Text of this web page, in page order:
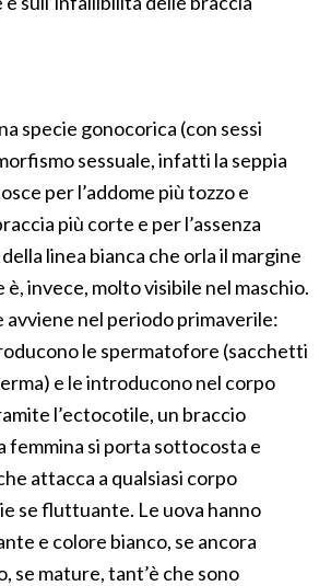
specie gonocorica (con sessi
sessuale, infatti la seppia
per l’addome più tozzo e
più corte e per l’assenza
linea bianca che orla il margine
è, invece, molto visibile nel maschio.
avviene nel periodo primaverile:
le spermatofore (sacchetti
e le introducono nel corpo
l’ectocotile, un braccio
femmina si porta sottocosta e
attacca a qualsiasi corpo
se fluttuante. Le uova hanno
e colore bianco, se ancora
se mature, tant’è che sono